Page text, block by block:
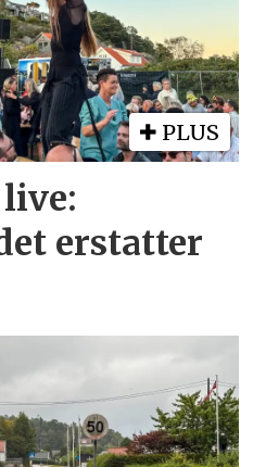
PLUS
erstatter